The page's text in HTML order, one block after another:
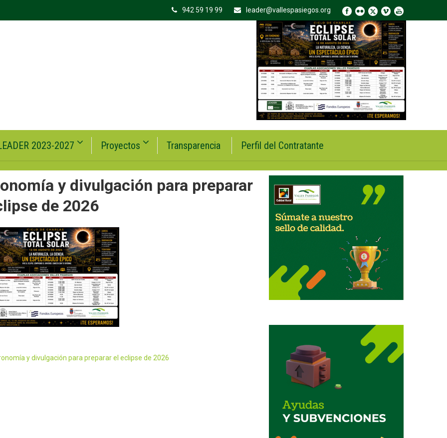
942 59 19 99 leader@vallespasiegos.org
2023-2027 Proyectos Transparencia Perfil del Contratante
y divulgación para preparar
de 2026
y divulgación para preparar el eclipse de 2026